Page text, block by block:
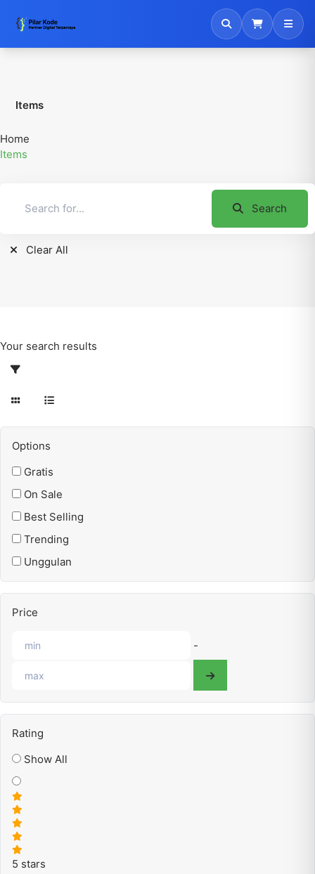
Items
Home
Items
Search
Clear All
Your search results
Options
Gratis
On Sale
Best Selling
Trending
Unggulan
Price
-
Rating
Show All
5 stars